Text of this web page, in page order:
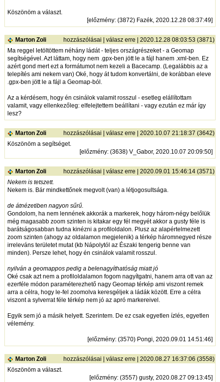
Köszönöm a választ.
[előzmény: (3872) Fazék, 2020.12.28 08:37:49]
Marton Zoli hozzászólásai |válasz erre | 2020.12.28 08:03:53 (3871)
Ma reggel letöltöttem néhány ládát - teljes országrészeket - a Geomap
segítségével. Azt láttam, hogy nem .gpx-ben jött le a fájl hanem .xml-ben. Ez
azért gond mert ezt a formátumot nem kezeli a Bacecamp. (Legalábbis az a
telepítés ami nekem van) Oké, hogy át tudom konvertálni, de korábban eleve
.gpx-ben jött le a fájl a Geomap-ból.
Az a kérdésem, hogy én csinálok valamit rosszul - esetleg elállítottam
valamit, vagy ellenkezőleg: elfelejtettem beállítani - vagy ezután ez már így
lesz?
Marton Zoli hozzászólásai |válasz erre | 2020.10.07 21:18:37 (3642)
Köszönöm a segítséget.
[előzmény: (3638) V_Gabor, 2020.10.07 20:09:50]
Marton Zoli hozzászólásai |válasz erre | 2020.09.01 15:46:14 (3571)
Nekem is tetszett.
Nekem is. Bár mindkettőnek megvolt (van) a létjogosultsága.
de átnézetiben nagyon sűrű.
Gondolom, ha nem lennének akkorák a markerek, hogy három-négy belőlük
még magasabb zoom szinten is kitakar egy fél megyét akkor a gusty féle is
barátságosabban tudna kinézni a profiloldalon. Plusz az alapértelmezett
zoom szinten (ahogy az oldalamon megjelenik) a térkép háromnegyed része
irreleváns területet mutat (kb Nápolytól az Északi tengerig benne van
minden). Persze lehet, hogy én csinálok valamit rosszul.
nyilván a geomappos pedig a belenagyíthatóság miatt jó
Oké csak azt nem a profiloldalamon fogom nagyítgatni, hanem arra ott van az
ezerféle módon paraméterezhető nagy Geomap térkép ami viszont remek
arra a célra, hogy le-fel zoomolva keresgéljek a ládák között. Erre a célra
viszont a sylverrat féle térkép nem jó az apró markereivel.
Egyik sem jó a másik helyett. Szerintem. De ez csak egyetlen ízlés, egyetlen
vélemény.
[előzmény: (3570) Pongi, 2020.09.01 14:51:46]
Marton Zoli hozzászólásai |válasz erre | 2020.08.27 16:37:06 (3558)
Köszönöm a választ.
[előzmény: (3557) gusty, 2020.08.27 09:13:45]